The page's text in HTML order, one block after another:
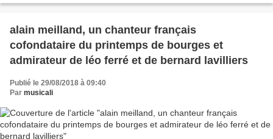
alain meilland, un chanteur français
cofondataire du printemps de bourges et
admirateur de léo ferré et de bernard lavilliers
Publié le 29/08/2018 à 09:40
Par musicali